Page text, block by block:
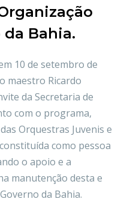
Bahia.
10 de setembro de
maestro Ricardo
da Secretaria de
com o programa,
Orquestras Juvenis e
como pessoa
o apoio e a
manutenção desta e
da Bahia.